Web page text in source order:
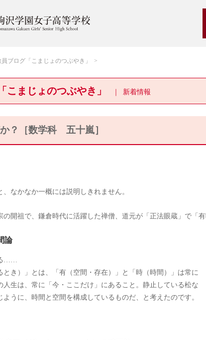
員ブログ「こまじょのつぶやき」
こまじょのつぶやき」 新着情報
？［数学科 五十嵐］
なかなか一概には説明しきれません。
の開祖で、鎌倉時代に活躍した禅僧、道元が「正法眼蔵」で「
論
……
とき）」とは、「有（空間・存在）」と「時（時間）」は常に
人生は、常に「今・ここだけ」にあること。静止している松な
ように、時間と空間を構成しているものだ、と考えたのです。